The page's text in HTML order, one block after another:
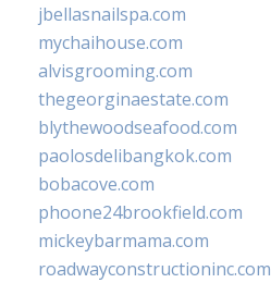
jbellasnailspa.com
mychaihouse.com
alvisgrooming.com
thegeorginaestate.com
blythewoodseafood.com
paolosdelibangkok.com
bobacove.com
phoone24brookfield.com
mickeybarmama.com
roadwayconstructioninc.com